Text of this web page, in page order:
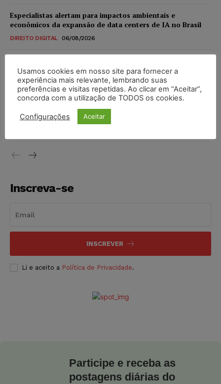
Especialistas alertam para impactos ambientais e
econômicos da expansão de data centers de IA no Brasil
DIREITO DIGITAL 06/08/2026
invioláveis após assinatura digital e lacração
NOTÍCIAS 06/08/2026
STF inicia julgamento sobre constitucionalidade da
proibição dos jogos de azar no Brasil
Inscreva-se
INSCREVER
Li e aceito a Política de Privacidade.
Participe e receba as
postagens diárias do
Usamos cookies em nosso site para fornecer a
experiência mais relevante, lembrando suas
preferências e visitas repetidas. Ao clicar em “Aceitar”,
concorda com a utilização de TODOS os cookies.
Configurações Aceitar